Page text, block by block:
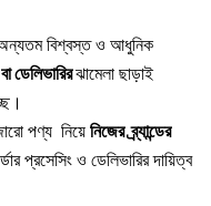
অন্যতম বিশ্বস্ত ও আধুনিক
ডেলিভারিরঝামেলা ছাড়াই
পণ্য নিয়ে নিজের ব্র্যান্ডের
প্রসেসিং ও ডেলিভারির দায়িত্ব